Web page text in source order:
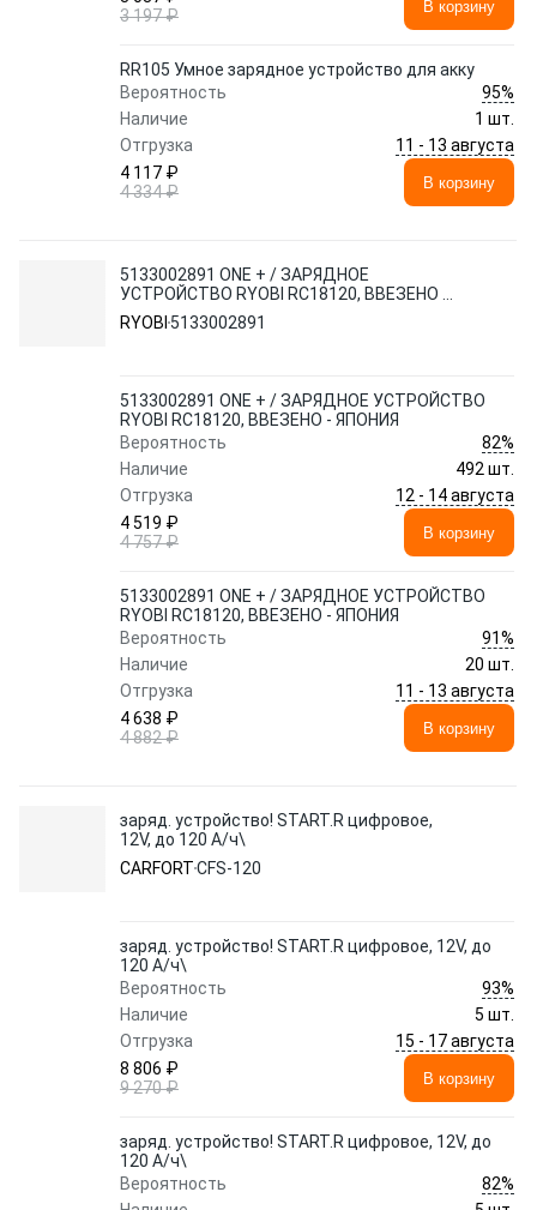
3 197 ₽
В корзину
RR105 Умное зарядное устройство для акку
Вероятность
95%
Наличие
1 шт.
Отгрузка
11 - 13 августа
4 117 ₽
4 334 ₽
В корзину
5133002891 ONE + / ЗАРЯДНОЕ
УСТРОЙСТВО RYOBI RC18120, ВВЕЗЕНО -
ЯПОНИЯ
RYOBI 5133002891
5133002891 ONE + / ЗАРЯДНОЕ УСТРОЙСТВО
RYOBI RC18120, ВВЕЗЕНО - ЯПОНИЯ
Вероятность
82%
Наличие
492 шт.
Отгрузка
12 - 14 августа
4 519 ₽
4 757 ₽
В корзину
5133002891 ONE + / ЗАРЯДНОЕ УСТРОЙСТВО
RYOBI RC18120, ВВЕЗЕНО - ЯПОНИЯ
Вероятность
91%
Наличие
20 шт.
Отгрузка
11 - 13 августа
4 638 ₽
4 882 ₽
В корзину
заряд. устройство! START.R цифровое,
12V, до 120 А/ч\
CARFORTCFS-120
заряд. устройство! START.R цифровое, 12V, до
120 А/ч\
Вероятность
93%
Наличие
5 шт.
Отгрузка
15 - 17 августа
8 806 ₽
9 270 ₽
В корзину
заряд. устройство! START.R цифровое, 12V, до
120 А/ч\
Вероятность
82%